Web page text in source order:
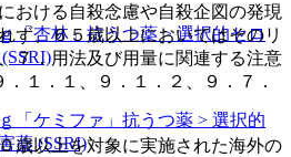
「杏林」 抗うつ薬 > 選択的セロ
「ケミファ」 抗うつ薬 > 選択的
薬 (SSRI)
おける自殺念慮や自殺企図の発現
ず、６５歳以上においてはそのリ
７．用法及び用量に関連する注意
１．１、９．１．２、９．７．
歳以上を対象に実施された海外の